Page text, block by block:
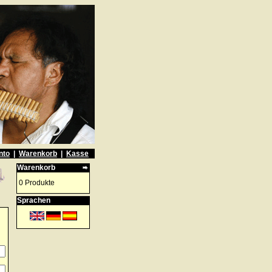
Warenkorb
Kasse
Warenkorb
0 Produkte
Sprachen